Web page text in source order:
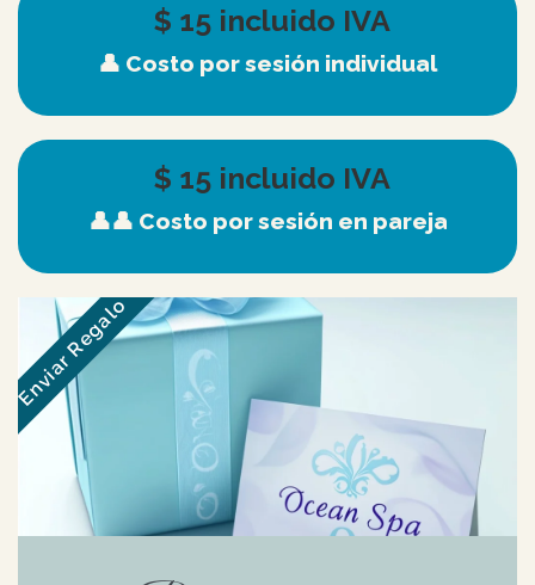
👤 Costo por sesión individual
$ 15 incluido IVA
👤👤 Costo por sesión en pareja
$ 15 incluido IVA
Enviar Regalo